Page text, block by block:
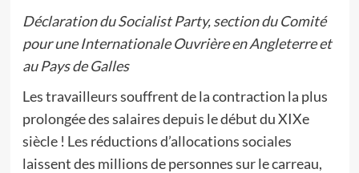
Déclaration du Socialist Party, section du Comité
pour une Internationale Ouvrière en Angleterre et
au Pays de Galles
Les travailleurs souffrent de la contraction la plus
prolongée des salaires depuis le début du XIXe
siècle ! Les réductions d’allocations sociales
laissent des millions de personnes sur le carreau,